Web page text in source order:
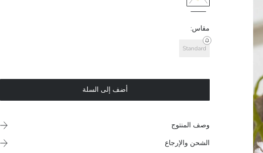
مقاس:
Standard
أضف إلى السلة
وصف المنتوج
الشحن والإرجاع